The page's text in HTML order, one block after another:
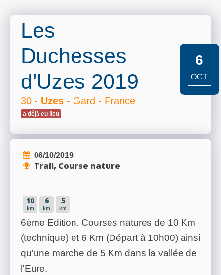
Les
Duchesses
d'Uzes 2019
30 - Uzes - Gard - France
a déjà eu lieu
6
OCT
06/10/2019
Trail, Course nature
10
km
6
km
5
km
6ème Edition. Courses natures de 10 Km
(technique) et 6 Km (Départ à 10h00) ainsi
qu'une marche de 5 Km dans la vallée de
l'Eure.